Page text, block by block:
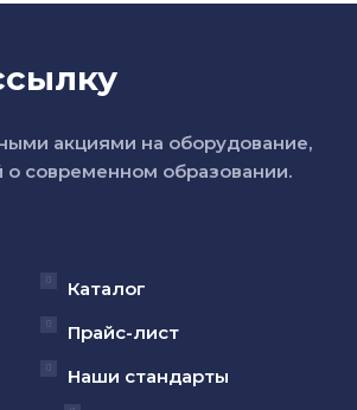
акциями на оборудование,
современном образовании.
Каталог
Прайс-лист
Наши стандарты